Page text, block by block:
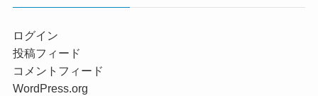
ログイン
投稿フィード
コメントフィード
WordPress.org